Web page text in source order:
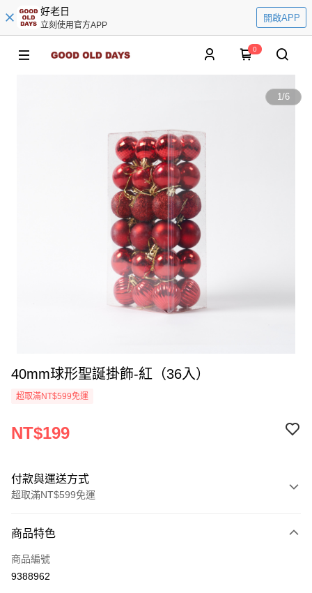
好老日
立刻使用官方APP
開啟APP
0
1/6
40mm球形聖誕掛飾-紅（36入）
超取滿NT$599免運
NT$199
付款與運送方式
超取滿NT$599免運
信用卡一次付款
超商取貨付款
商品特色
商品編號
9388962